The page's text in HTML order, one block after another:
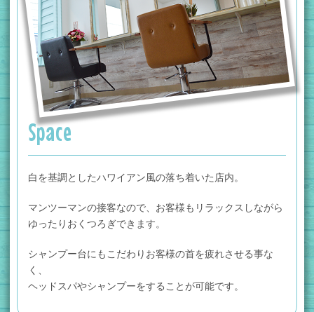
Space
白を基調としたハワイアン風の落ち着いた店内。
マンツーマンの接客なので、 お客様もリラックス しながら
ゆったりおくつろぎできます。
シャンプー台にもこだわり お客様の首を疲れさせる事な
く、
ヘッドスパやシャンプーをすることが可能です。